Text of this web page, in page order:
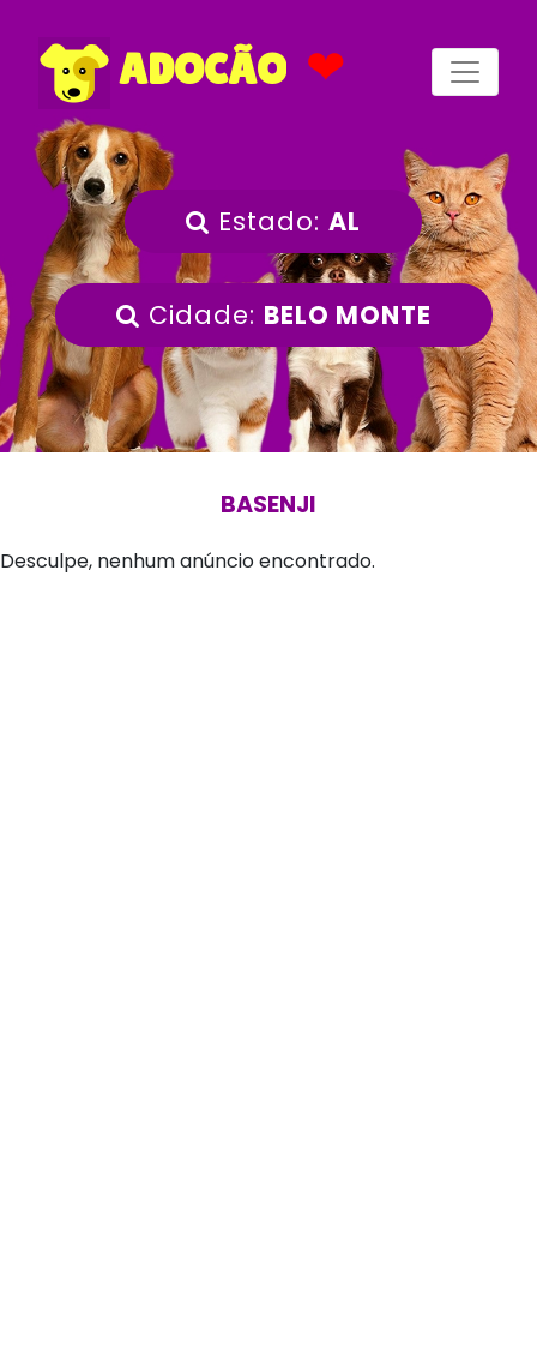
ADOCÃO ❤
Estado: AL
Cidade: BELO MONTE
BASENJI
Desculpe, nenhum anúncio encontrado.